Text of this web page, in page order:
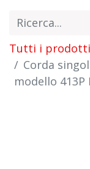
Tutti i prodotti
Corda
modello